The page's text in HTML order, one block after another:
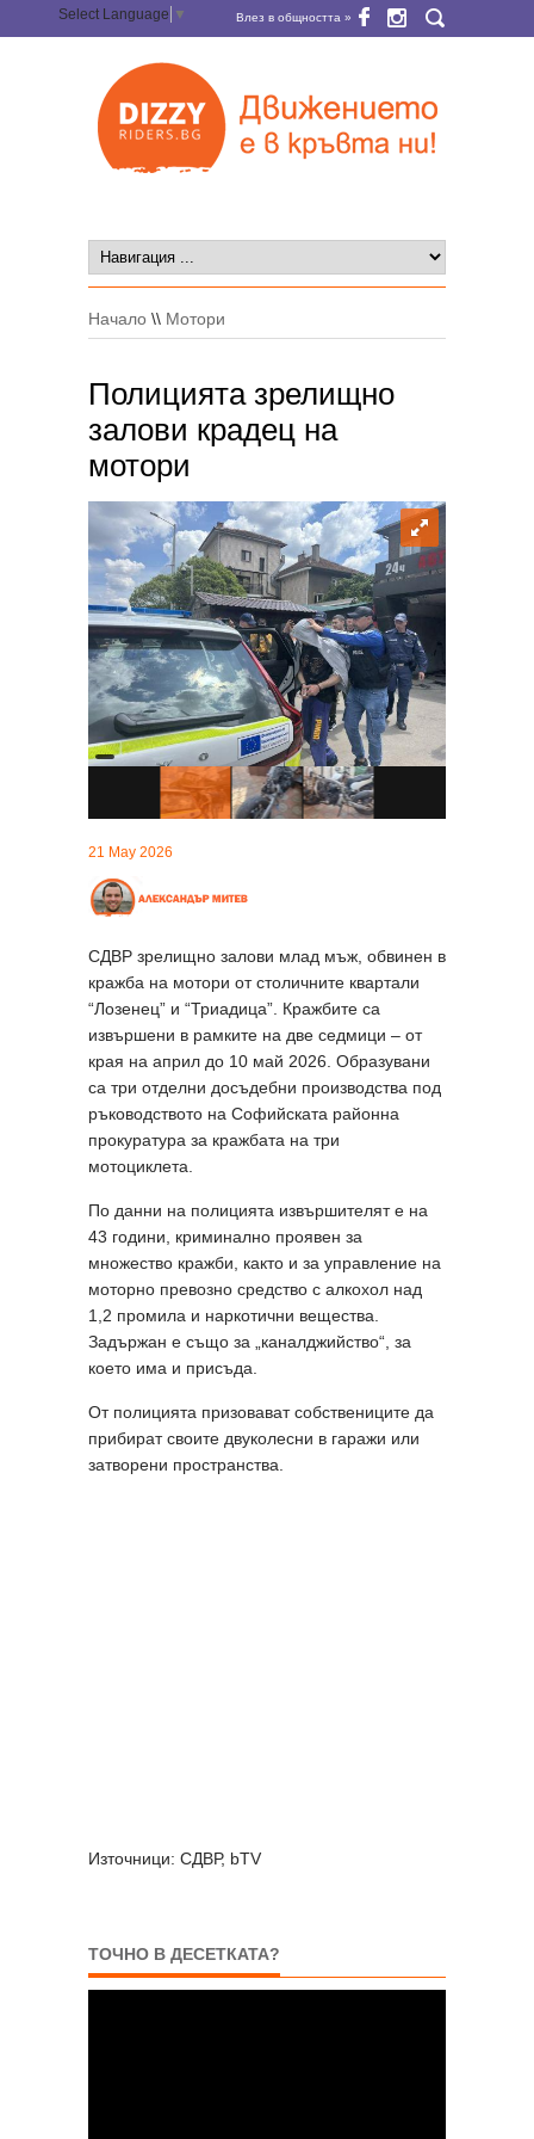
Select Language ▼ Влез в общността »
Начало \\ Мотори
Полицията зрелищно
залови крадец на
мотори
21 May 2026
СДВР зрелищно залови млад мъж, обвинен в
кражба на мотори от столичните квартали
“Лозенец” и “Триадица”. Кражбите са
извършени в рамките на две седмици – от
края на април до 10 май 2026. Образувани
са три отделни досъдебни производства под
ръководството на Софийската районна
прокуратура за кражбата на три
мотоциклета.
По данни на полицията извършителят е на
43 години, криминално проявен за
множество кражби, както и за управление на
моторно превозно средство с алкохол над
1,2 промила и наркотични вещества.
Задържан е също за „каналджийство“, за
което има и присъда.
От полицията призовават собствениците да
прибират своите двуколесни в гаражи или
затворени пространства.
Източници: СДВР, bTV
ТОЧНО В ДЕСЕТКАТА?